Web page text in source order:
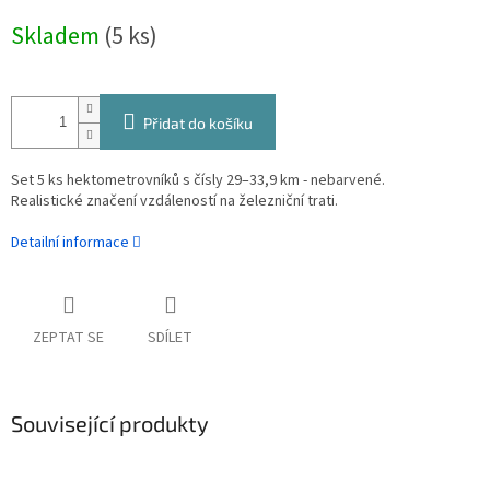
cena:
Skladem (5 ks)
Přidat do košíku
Set 5 ks hektometrovníků s čísly 29–33,9 km - nebarvené.
Realistické značení vzdáleností na železniční trati.
Detailní informace
ZEPTAT SE SDÍLET
Související produkty